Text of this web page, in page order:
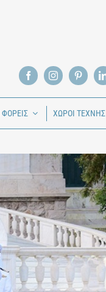
ΦΟΡΕΙΣ ΧΩΡΟΙ ΤΕΧΝΗΣ